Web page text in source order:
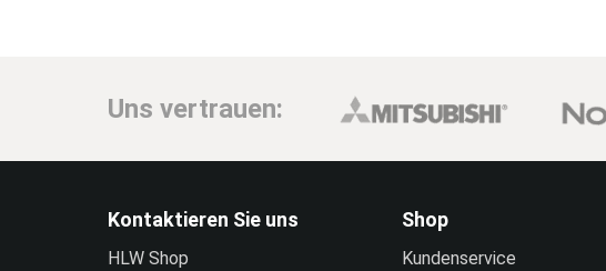
Uns vertrauen:
Kontaktieren Sie uns
HLW Shop
Shop
Kundenservice